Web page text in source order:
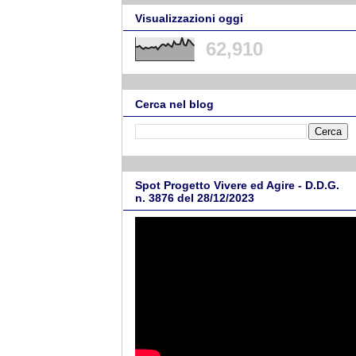
Visualizzazioni oggi
62,910
Cerca nel blog
Spot Progetto Vivere ed Agire - D.D.G.
n. 3876 del 28/12/2023